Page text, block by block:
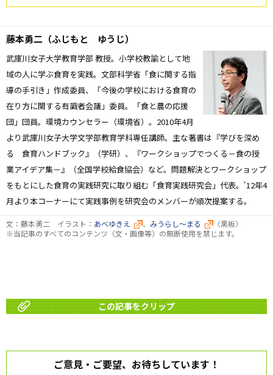
藤本勇二（ふじもと ゆうじ）
武庫川女子大学教育学部 教授。小学校教諭として地
域の人に学ぶ食育を実践。文部科学省「食に関する指
導の手引き」作成委員、「今後の学校における食育の
在り方に関する有識者会議」委員。「食と農の応援
団」団員。環境カウンセラー（環境省）。2010年4月
より武庫川女子大学文学部教育学科専任講師。主な著書は『学びを深め
る 食育ハンドブック』（学研）、『ワークショップでつくる－食の授
業アイデア集－』（全国学校給食協会）など。問題解決とワークショップ
をもとにした食育の実践研究に取り組む「食育実践研究会」代表。'12年4
月より本コーナーにて実践事例を研究会のメンバーが順次提案する。
文：藤本勇二 イラスト： あべゆきえ 、 みうらし～まる
〈黒板〉
※当記事のすべてのコンテンツ（文・画像等）の無断使用を禁じます。
この記事をクリップ
ご意見・ご要望、お待ちしています！